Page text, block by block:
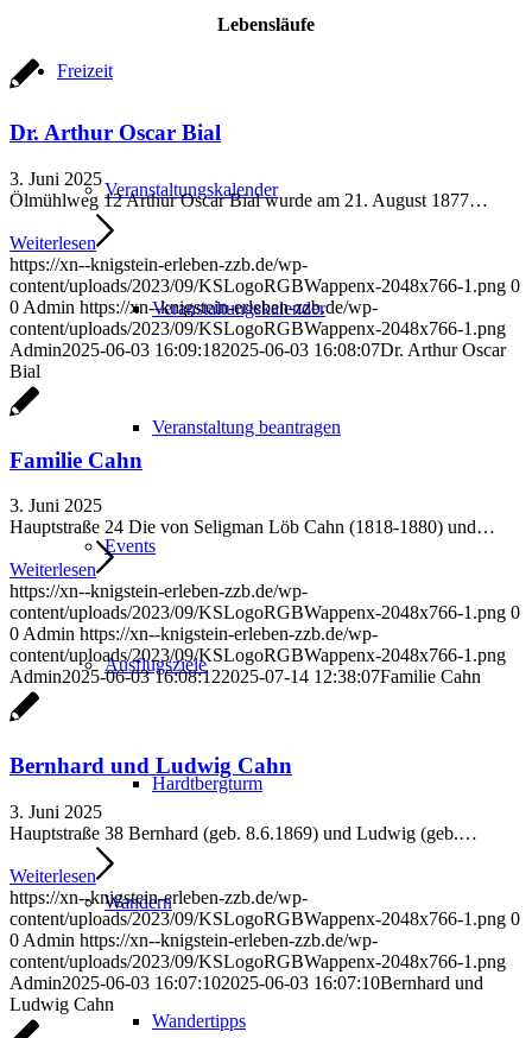
Freizeit
Veranstaltungskalender
Veranstaltungskalender
Veranstaltung beantragen
Events
Ausflugsziele
Hardtbergturm
Wandern
Wandertipps
Lebensläufe
Dr. Arthur Oscar Bial
3. Juni 2025
Ölmühlweg 12 Arthur Oscar Bial wurde am 21. August 1877…
Weiterlesen
https://xn--knigstein-erleben-zzb.de/wp-
content/uploads/2023/09/KSLogoRGBWappenx-2048x766-1.png 0
0 Admin https://xn--knigstein-erleben-zzb.de/wp-
content/uploads/2023/09/KSLogoRGBWappenx-2048x766-1.png
Admin2025-06-03 16:09:182025-06-03 16:08:07Dr. Arthur Oscar
Bial
Familie Cahn
3. Juni 2025
Hauptstraße 24 Die von Seligman Löb Cahn (1818-1880) und…
Weiterlesen
https://xn--knigstein-erleben-zzb.de/wp-
content/uploads/2023/09/KSLogoRGBWappenx-2048x766-1.png 0
0 Admin https://xn--knigstein-erleben-zzb.de/wp-
content/uploads/2023/09/KSLogoRGBWappenx-2048x766-1.png
Admin2025-06-03 16:08:122025-07-14 12:38:07Familie Cahn
Bernhard und Ludwig Cahn
3. Juni 2025
Hauptstraße 38 Bernhard (geb. 8.6.1869) und Ludwig (geb.…
Weiterlesen
https://xn--knigstein-erleben-zzb.de/wp-
content/uploads/2023/09/KSLogoRGBWappenx-2048x766-1.png 0
0 Admin https://xn--knigstein-erleben-zzb.de/wp-
content/uploads/2023/09/KSLogoRGBWappenx-2048x766-1.png
Admin2025-06-03 16:07:102025-06-03 16:07:10Bernhard und
Ludwig Cahn